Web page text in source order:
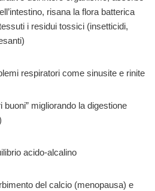
risana la flora batterica
i residui tossici (insetticidi,
respiratori come sinusite e rinite
buoni” migliorando la digestione
acido-alcalino
del calcio (menopausa) e